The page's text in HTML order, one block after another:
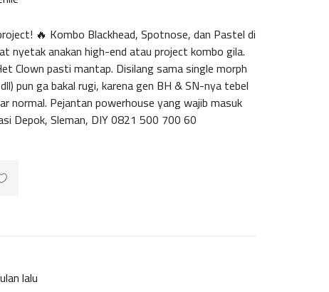
🔥 Kombo Blackhead, Spotnose, dan Pastel di
nyetak anakan high-end atau project kombo gila.
Clown pasti mantap. Disilang sama single morph
pun ga bakal rugi, karena gen BH & SN-nya tebel
normal. Pejantan powerhouse yang wajib masuk
Depok, Sleman, DIY 0821 500 700 60
lalu